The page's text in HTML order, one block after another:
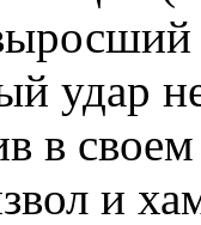
удар
в
и